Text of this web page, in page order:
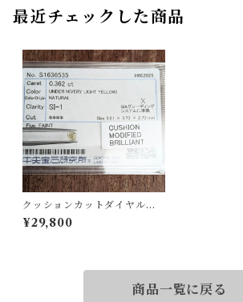
最近チェックした商品
クッションカットダイヤルー
ス【0.362ct】 PRO209220
¥29,800
商品一覧に戻る